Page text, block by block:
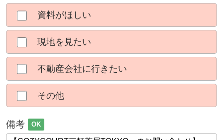
資料がほしい
現地を見たい
不動産会社に行きたい
その他
備考 OK